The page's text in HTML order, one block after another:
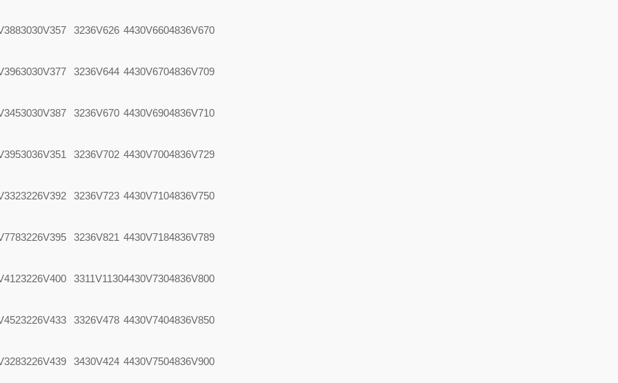
3030V357 3236V626 4430V6604836V670
3030V377 3236V644 4430V6704836V709
3030V387 3236V670 4430V6904836V710
3036V351 3236V702 4430V7004836V729
3226V392 3236V723 4430V7104836V750
3226V395 3236V821 4430V7184836V789
3226V400 3311V11304430V7304836V800
3226V433 3326V478 4430V7404836V850
3226V439 3430V424 4430V7504836V900